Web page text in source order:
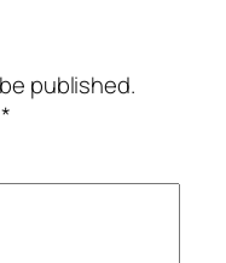
published.
*